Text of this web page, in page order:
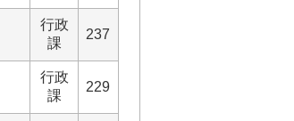
行政
課
237
行政
課
229